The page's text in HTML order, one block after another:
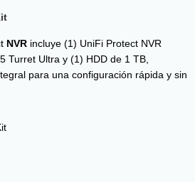
NVR incluye (1) UniFi Protect NVR
Turret Ultra y (1) HDD de 1 TB,
para una configuración rápida y sin